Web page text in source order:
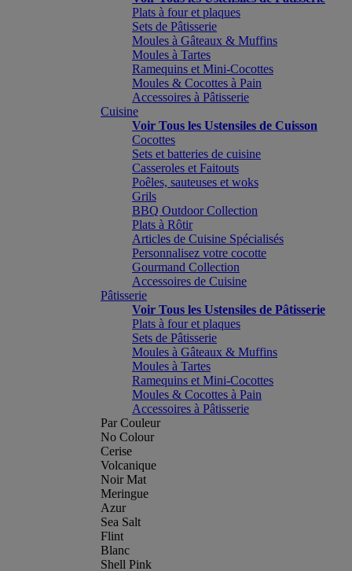
Plats à four et plaques
Sets de Pâtisserie
Moules à Gâteaux & Muffins
Moules à Tartes
Ramequins et Mini-Cocottes
Moules & Cocottes à Pain
Accessoires à Pâtisserie
Cuisine
Voir Tous les Ustensiles de Cuisson
Cocottes
Sets et batteries de cuisine
Casseroles et Faitouts
Poêles, sauteuses et woks
Grils
BBQ Outdoor Collection
Plats à Rôtir
Articles de Cuisine Spécialisés
Personnalisez votre cocotte
Gourmand Collection
Accessoires de Cuisine
Pâtisserie
Voir Tous les Ustensiles de Pâtisserie
Plats à four et plaques
Sets de Pâtisserie
Moules à Gâteaux & Muffins
Moules à Tartes
Ramequins et Mini-Cocottes
Moules & Cocottes à Pain
Accessoires à Pâtisserie
Par Couleur
No Colour
Cerise
Volcanique
Noir Mat
Meringue
Azur
Sea Salt
Flint
Blanc
Shell Pink